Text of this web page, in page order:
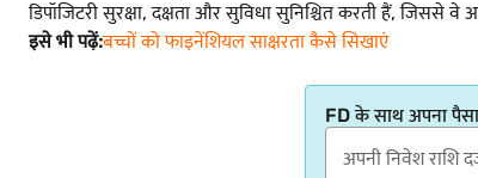
डिपॉजिटरी सुरक्षा, दक्षता और सुविधा सुनिश्चित करती हैं,
इसे भी पढ़ें:बच्चों को फाइनेंशियल साक्षरता कैसे सिखाएं
FD के साथ अपना